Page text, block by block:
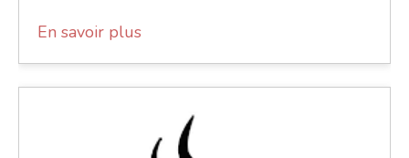
En savoir plus